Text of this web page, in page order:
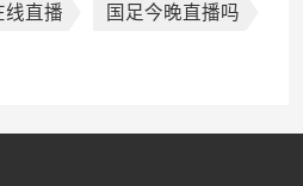
线直播 国足今晚直播吗